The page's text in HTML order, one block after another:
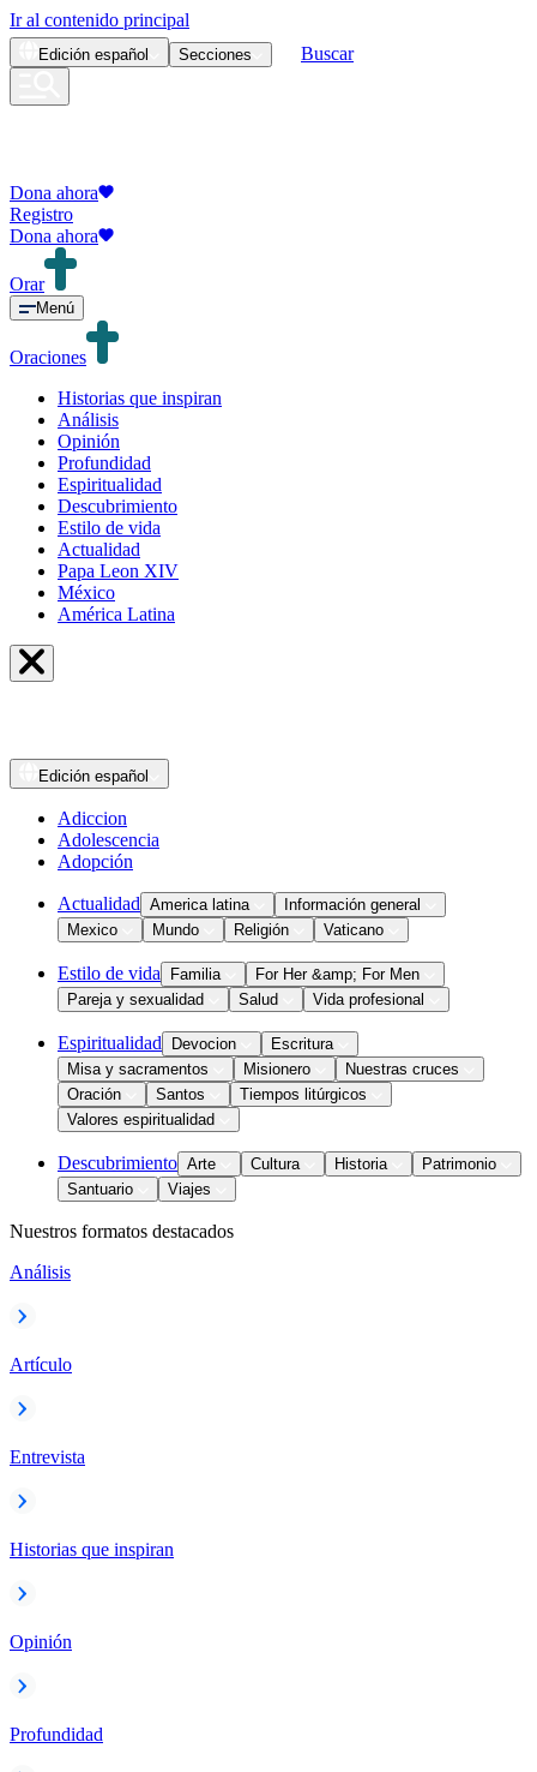
Ir al contenido principal
Edición español Secciones Buscar
Dona ahora
Registro
Dona ahora
Orar
Menú
Oraciones
Historias que inspiran
Análisis
Opinión
Profundidad
Espiritualidad
Descubrimiento
Estilo de vida
Actualidad
Papa Leon XIV
México
América Latina
Edición español
Adiccion
Adolescencia
Adopción
Actualidad America latina
Información general
Mexico
Mundo Religión Vaticano
Estilo de vida Familia
For Her &amp; For Men
Pareja y sexualidad
Salud Vida profesional
Espiritualidad Devocion
Escritura
Misa y sacramentos
Misionero
Nuestras cruces
Oración
Santos
Tiempos litúrgicos
Valores espiritualidad
Descubrimiento Arte Cultura Historia
Patrimonio
Santuario
Viajes
Nuestros formatos destacados
Análisis
Artículo
Entrevista
Historias que inspiran
Opinión
Profundidad